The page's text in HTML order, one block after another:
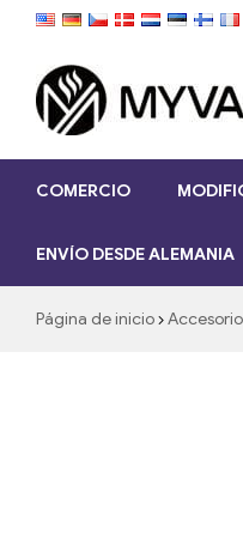
electrónicos
baratos
en
COMERCIO
ENVÍO DESDE ALEMANIA
Página de inicio